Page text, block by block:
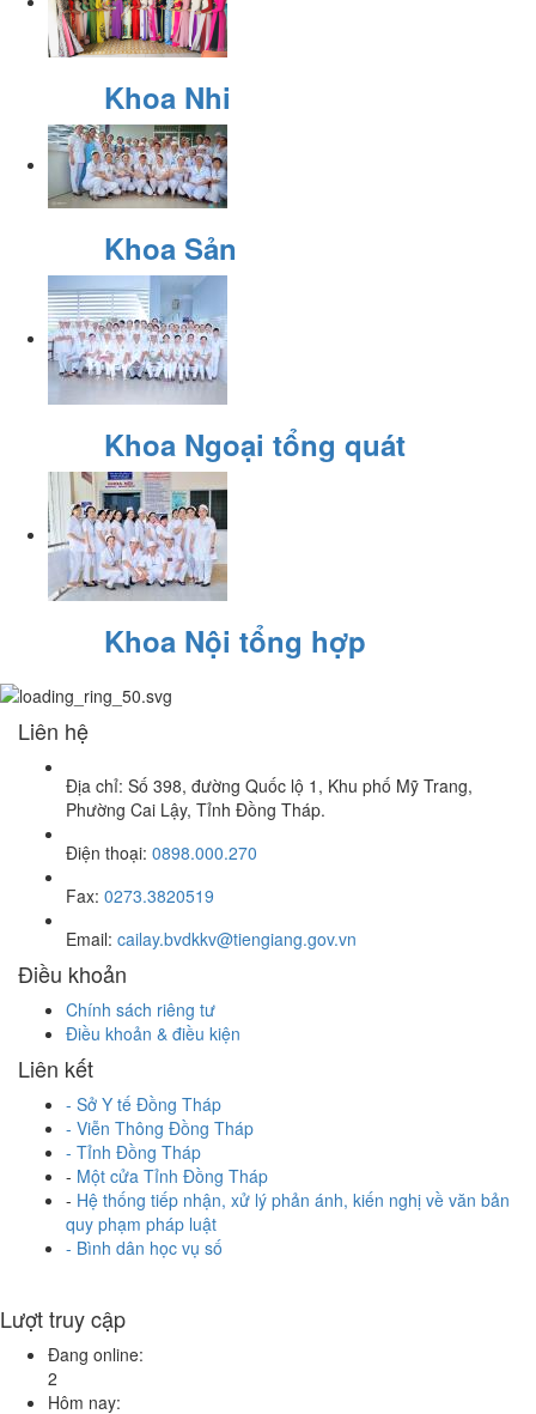
Khoa Nhi
Khoa Sản
Khoa Ngoại tổng quát
Khoa Nội tổng hợp
Liên hệ
Địa chỉ: Số 398, đường Quốc lộ 1, Khu phố Mỹ Trang,
Phường Cai Lậy, Tỉnh Đồng Tháp.
Điện thoại: 0898.000.270
Fax: 0273.3820519
Email: cailay.bvdkkv@tiengiang.gov.vn
Điều khoản
Chính sách riêng tư
Điều khoản & điều kiện
Liên kết
- Sở Y tế Đồng Tháp
- Viễn Thông Đồng Tháp
- Tỉnh Đồng Tháp
- Một cửa Tỉnh Đồng Tháp
- Hệ thống tiếp nhận, xử lý phản ánh, kiến nghị về văn bản
quy phạm pháp luật
- Bình dân học vụ số
Lượt truy cập
Đang online:
2
Hôm nay: